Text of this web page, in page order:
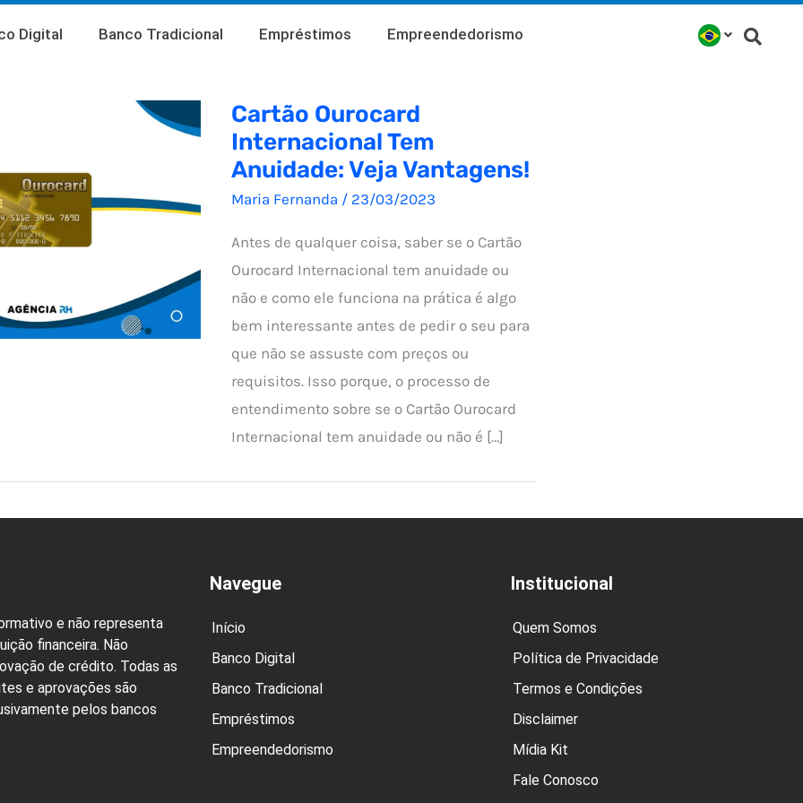
Digital Banco Tradicional Empréstimos Empreendedorismo
Cartão Ourocard
Internacional Tem
Anuidade: Veja Vantagens!
Maria Fernanda / 23/03/2023
Antes de qualquer coisa, saber se o Cartão
Ourocard Internacional tem anuidade ou
não e como ele funciona na prática é algo
bem interessante antes de pedir o seu para
que não se assuste com preços ou
requisitos. Isso porque, o processo de
entendimento sobre se o Cartão Ourocard
Internacional tem anuidade ou não é […]
e não representa
financeira. Não
de crédito. Todas as
e aprovações são
pelos bancos
Navegue
Início
Banco Digital
Banco Tradicional
Empréstimos
Empreendedorismo
Institucional
Quem Somos
Política de Privacidade
Termos e Condições
Disclaimer
Mídia Kit
Fale Conosco